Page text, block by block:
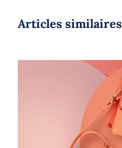
Articles similaires